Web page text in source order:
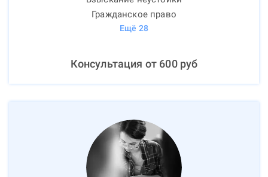
Гражданское право
Ещё 28
Консультация от 600руб